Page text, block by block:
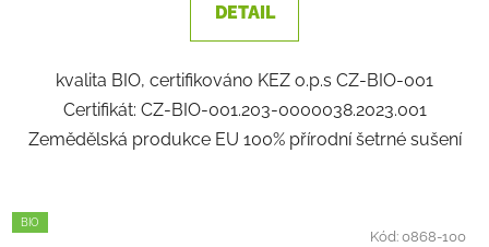
DETAIL
kvalita BIO, certifikováno KEZ o.p.s CZ-BIO-001
Certifikát: CZ-BIO-001.203-0000038.2023.001
Zemědělská produkce EU 100% přírodní šetrné sušení
BIO
Kód:0868-100